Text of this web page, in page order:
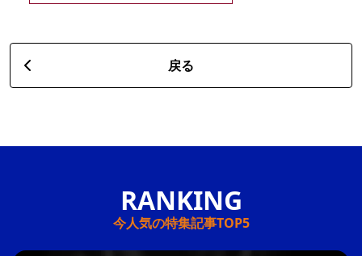
戻る
今人気の特集記事TOP5